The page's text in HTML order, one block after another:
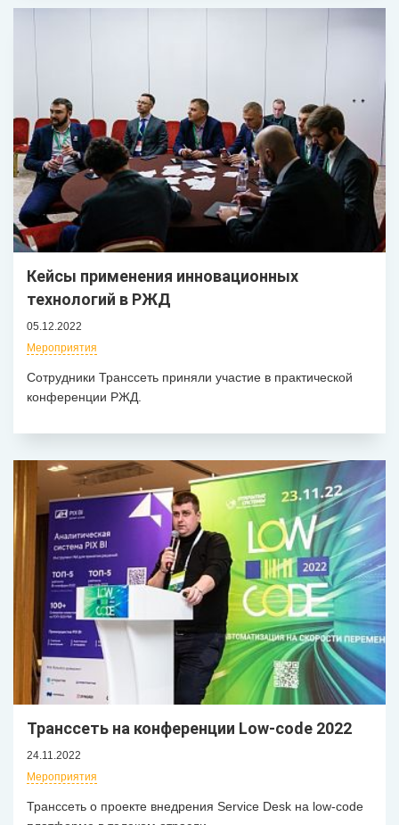
Кейсы применения инновационных
технологий в РЖД
05.12.2022
Мероприятия
Сотрудники Транссеть приняли участие в практической
конференции РЖД.
Транссеть на конференции Low-code 2022
24.11.2022
Мероприятия
Транссеть о проекте внедрения Service Desk на low-code